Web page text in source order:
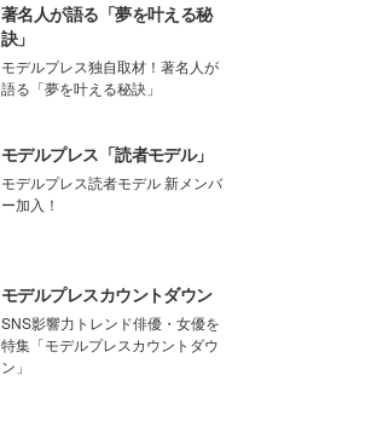
著名人が語る「夢を叶える秘
訣」
モデルプレス独自取材！著名人が
語る「夢を叶える秘訣」
モデルプレス「読者モデル」
モデルプレス読者モデル 新メンバ
ー加入！
モデルプレスカウントダウン
SNS影響力トレンド俳優・女優を
特集「モデルプレスカウントダウ
ン」